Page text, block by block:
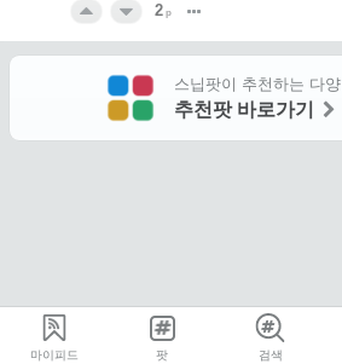
2 p
스닙팟이 추천하는 다
추천팟 바로가기
마이피드 팟 검색